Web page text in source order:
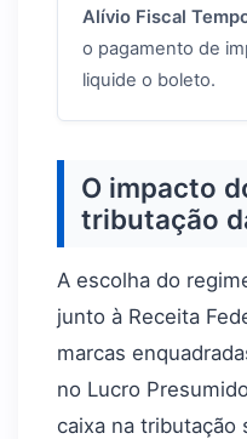
Alívio Fiscal
o pagamento de
liquide o boleto.
O impacto
tributação
A escolha do
junto à Receita
marcas
no Lucro
caixa na tributação